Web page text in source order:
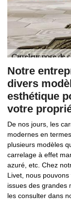
Notre
divers
esthétique
votre
De nos jours, les
modernes en
plusieurs modèles
carrelage à effet
azuré, etc. Chez
Livet, nous
issues des grandes
les consulter dans